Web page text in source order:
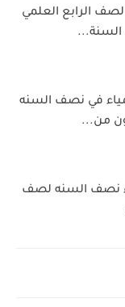
الرابع العلمي
في نصف السنه
من...
نصف السنه لصف